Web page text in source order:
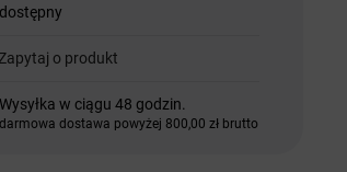
dostępny
o produkt
Wysyłka w ciągu 48 godzin.
darmowa dostawa powyżej 800,00 zł brutto